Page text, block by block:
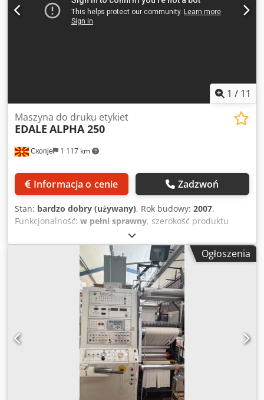
1 / 11
Скопје 1 117 km
Maszyna do druku etykiet
EDALE ALPHA 250
Informacja o cenie Zadzwoń
Stan: bardzo dobry (używany), Rok budowy: 2007,
Funkcjonalność: w pełni sprawny, szerokość produktu
, szerokość robocza:
szuflad:4, szerokość wałka:250 mm, średnica walca:600
, średnica wewnętrzna:76 mm, EDALE ALPHA 250 rok
produkcji 2007 szerokość wstęgi 250 mm 4 kolory 4
suszarki na podczerwień 2 stanowiska zadruku (1
stanowisko do cięcia arkuszy) 1 stanowisko nawijania 1
stanowisko do nawijania odpadów kamera do kontroli
wstęgi (Visi-Tech) stanowisko do cięcia wstęgi (noże
okrągłe) system prowadzenia wstęgi (E+EL) Cylinder
magnetyczny: Cjdpfxeyrzy Uo Al Djha 76Z, 77Z, 91Z, 93Z,
96Z – 1 sztuka (łącznie 5 sztuk) Cylinder do druku: 76Z, 79Z,
83Z, 91Z, 96Z – 4 sztuki (łącznie 20 sztuk) Maszyna jest w
bardzo dobrym stanie technicznym i można ją obejrzeć
oraz przetestować w dowolnym momencie.
Ogłoszenia